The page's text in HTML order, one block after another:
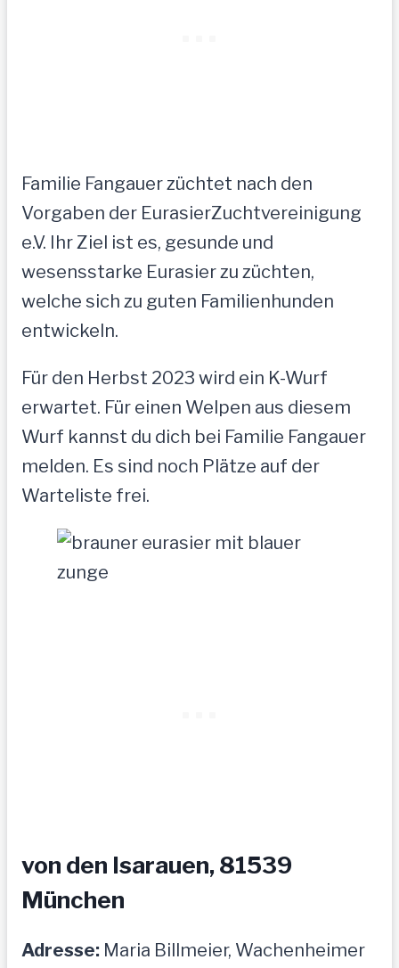
Familie Fangauer züchtet nach den
Vorgaben der EurasierZuchtvereinigung
e.V. Ihr Ziel ist es, gesunde und
wesensstarke Eurasier zu züchten,
welche sich zu guten Familienhunden
entwickeln.
Für den Herbst 2023 wird ein K-Wurf
erwartet. Für einen Welpen aus diesem
Wurf kannst du dich bei Familie Fangauer
melden. Es sind noch Plätze auf der
Warteliste frei.
von den Isarauen, 81539
München
Adresse: Maria Billmeier, Wachenheimer